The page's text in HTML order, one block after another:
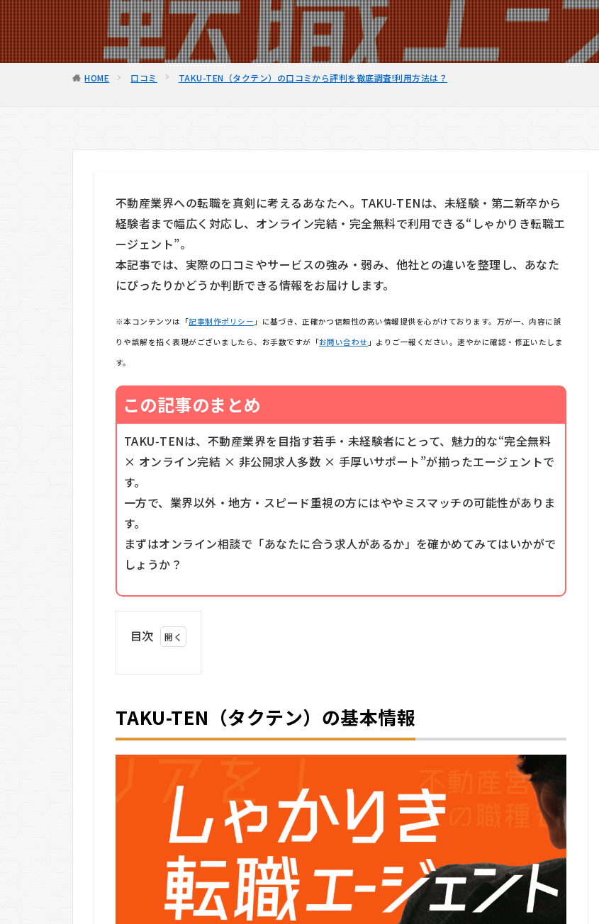
HOME 口コミ TAKU-TEN（タクテン）の口コミから評判を徹底調査!利用方法は？
不動産業界への転職を真剣に考えるあなたへ。TAKU‑TENは、未経験・第二新卒から
経験者まで幅広く対応し、オンライン完結・完全無料で利用できる“しゃかりき転職エ
ージェント”。
本記事では、実際の口コミやサービスの強み・弱み、他社との違いを整理し、あなた
にぴったりかどうか判断できる情報をお届けします。
※本コンテンツは「記事制作ポリシー 」に基づき、正確かつ信頼性の高い情報提供を心がけております。万が一、内容に誤
りや誤解を招く表現がございましたら、お手数ですが「お問い合わせ 」よりご一報ください。速やかに確認・修正いたしま
す。
この記事のまとめ
TAKU‑TENは、不動産業界を目指す若手・未経験者にとって、魅力的な“完全無料
× オンライン完結 × 非公開求人多数 × 手厚いサポート”が揃ったエージェントで
す。
一方で、業界以外・地方・スピード重視の方にはややミスマッチの可能性がありま
す。
まずはオンライン相談で「あなたに合う求人があるか」を確かめてみてはいかがで
しょうか？
目次
TAKU-
の基本情
2
TEN（タ
クテン）
TAKU-TEN（タクテン）の基本情報